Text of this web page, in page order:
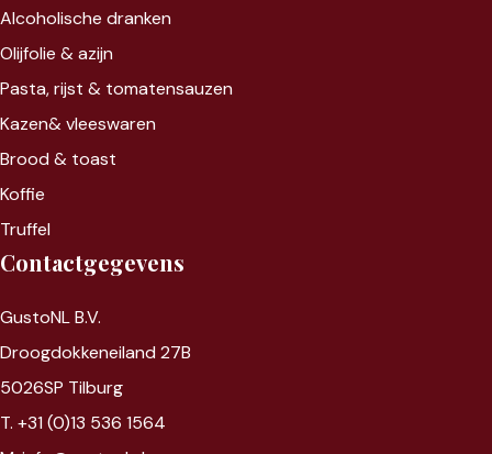
Alcoholische dranken
Olijfolie & azijn
Pasta, rijst & tomatensauzen
Kazen&vleeswaren
Brood & toast
Koffie
Truffel
Contactgegevens
GustoNL B.V.
Droogdokkeneiland 27B
5026SP Tilburg
T. +31 (0)13 536 1564